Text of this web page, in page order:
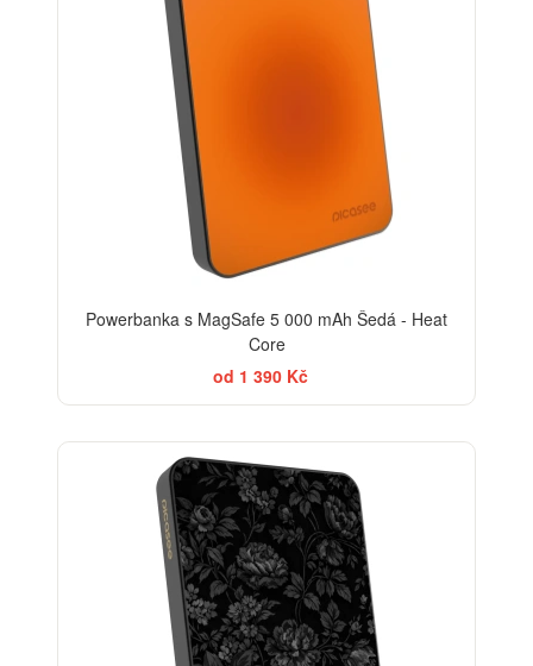
Powerbanka s MagSafe 5 000 mAh Šedá - Heat
Core
od 1 390 Kč